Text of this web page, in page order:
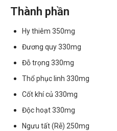
Thành phần
Hy thiêm 350mg
Đương quy 330mg
Đỗ trọng 330mg
Thổ phục linh 330mg
Cốt khí củ 330mg
Độc hoạt 330mg
Ngưu tất (Rễ) 250mg